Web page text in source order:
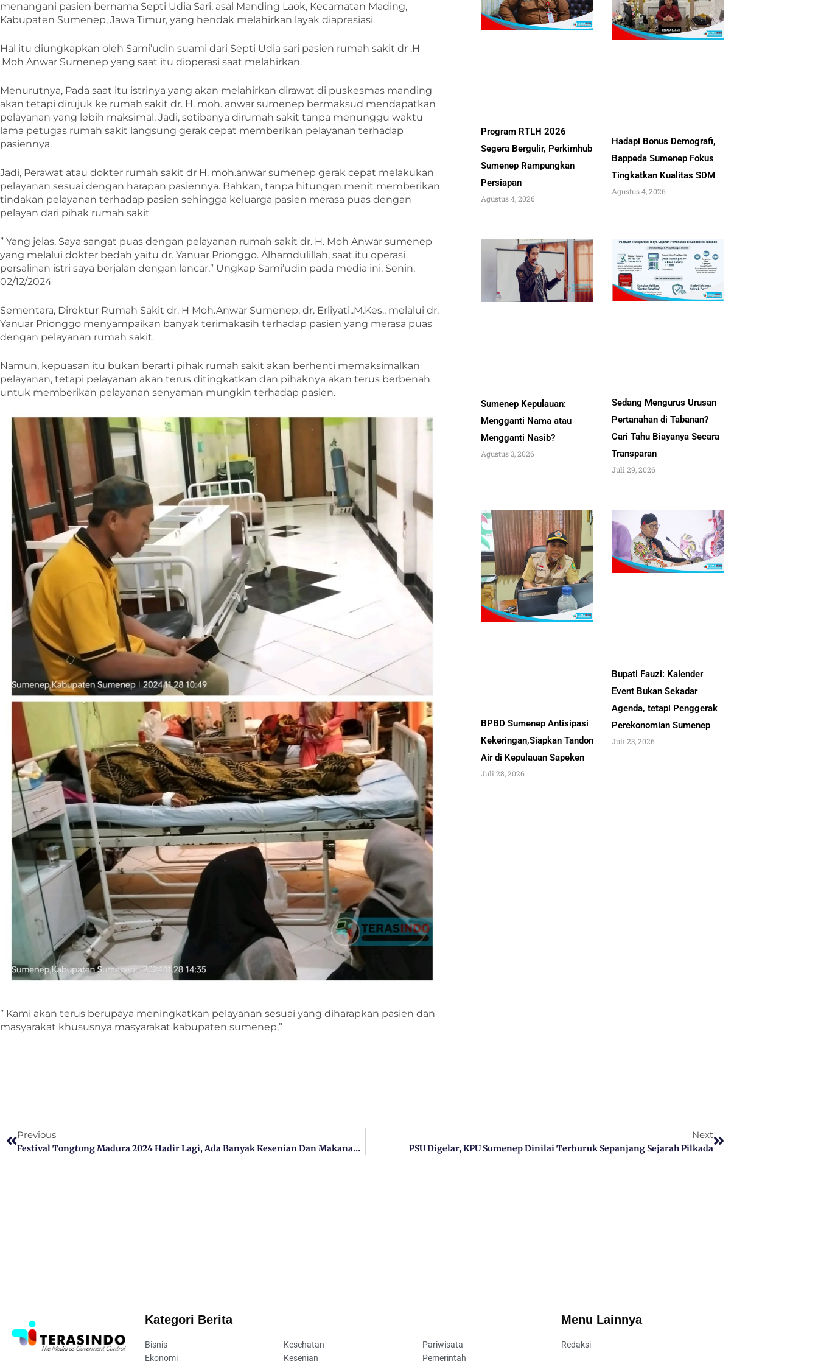
menangani pasien bernama Septi Udia Sari, asal Manding Laok, Kecamatan Mading,
Kabupaten Sumenep, Jawa Timur, yang hendak melahirkan layak diapresiasi.
Hal itu diungkapkan oleh Sami’udin suami dari Septi Udia sari pasien rumah sakit dr .H
.Moh Anwar Sumenep yang saat itu dioperasi saat melahirkan.
Menurutnya, Pada saat itu istrinya yang akan melahirkan dirawat di puskesmas manding
akan tetapi dirujuk ke rumah sakit dr. H. moh. anwar sumenep bermaksud mendapatkan
pelayanan yang lebih maksimal. Jadi, setibanya dirumah sakit tanpa menunggu waktu
lama petugas rumah sakit langsung gerak cepat memberikan pelayanan terhadap
pasiennya.
Jadi, Perawat atau dokter rumah sakit dr H. moh.anwar sumenep gerak cepat melakukan
pelayanan sesuai dengan harapan pasiennya. Bahkan, tanpa hitungan menit memberikan
tindakan pelayanan terhadap pasien sehingga keluarga pasien merasa puas dengan
pelayan dari pihak rumah sakit
” Yang jelas, Saya sangat puas dengan pelayanan rumah sakit dr. H. Moh Anwar sumenep
yang melalui dokter bedah yaitu dr. Yanuar Prionggo. Alhamdulillah, saat itu operasi
persalinan istri saya berjalan dengan lancar,” Ungkap Sami’udin pada media ini. Senin,
02/12/2024
Sementara, Direktur Rumah Sakit dr. H Moh.Anwar Sumenep, dr. Erliyati,.M.Kes., melalui dr.
Yanuar Prionggo menyampaikan banyak terimakasih terhadap pasien yang merasa puas
dengan pelayanan rumah sakit.
Namun, kepuasan itu bukan berarti pihak rumah sakit akan berhenti memaksimalkan
pelayanan, tetapi pelayanan akan terus ditingkatkan dan pihaknya akan terus berbenah
untuk memberikan pelayanan senyaman mungkin terhadap pasien.
” Kami akan terus berupaya meningkatkan pelayanan sesuai yang diharapkan pasien dan
masyarakat khususnya masyarakat kabupaten sumenep,”
Program RTLH 2026
Segera Bergulir, Perkimhub
Sumenep Rampungkan
Persiapan
Agustus 4, 2026
Hadapi Bonus Demografi,
Bappeda Sumenep Fokus
Tingkatkan Kualitas SDM
Agustus 4, 2026
Sumenep Kepulauan:
Mengganti Nama atau
Mengganti Nasib?
Agustus 3, 2026
Sedang Mengurus Urusan
Pertanahan di Tabanan?
Cari Tahu Biayanya Secara
Transparan
Juli 29, 2026
BPBD Sumenep Antisipasi
Kekeringan,Siapkan Tandon
Air di Kepulauan Sapeken
Juli 28, 2026
Bupati Fauzi: Kalender
Event Bukan Sekadar
Agenda, tetapi Penggerak
Perekonomian Sumenep
Juli 23, 2026
Previous
Festival Tongtong Madura 2024 Hadir Lagi, Ada Banyak Kesenian Dan Makanan Khas Madura
Next
PSU Digelar, KPU Sumenep Dinilai Terburuk Sepanjang Sejarah Pilkada
Kategori Berita
Bisnis
Ekonomi
Kesehatan
Kesenian
Pariwisata
Pemerintah
Menu Lainnya
Redaksi